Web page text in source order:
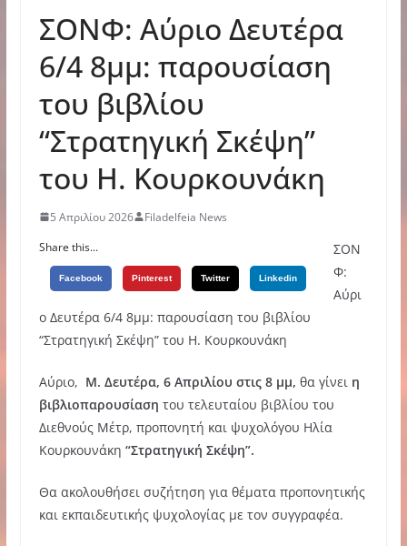
ΣΟΝΦ: Αύριο Δευτέρα
6/4 8μμ: παρουσίαση
του βιβλίου
“Στρατηγική Σκέψη”
του Η. Κουρκουνάκη
5 Απριλίου 2026
Filadelfeia News
Share this...
Facebook Pinterest Twitter Linkedin
ΣΟΝ
Φ:
Αύρι
ο Δευτέρα 6/4 8μμ: παρουσίαση του βιβλίου
“Στρατηγική Σκέψη” του Η. Κουρκουνάκη
Αύριο, Μ. Δευτέρα, 6 Απριλίου στις 8 μμ, θα γίνειη
βιβλιοπαρουσίαση του τελευταίου βιβλίου του
Διεθνούς Μέτρ, προπονητή και ψυχολόγου Ηλία
Κουρκουνάκη “Στρατηγική Σκέψη”.
Θα ακολουθήσει συζήτηση για θέματα προπονητικής
και εκπαιδευτικής ψυχολογίας με τον συγγραφέα.